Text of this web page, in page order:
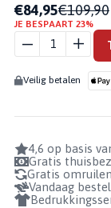
€84,95€109,90
JE BESPAART 23%
BODYSHIELD
&
PROTECTION
SHORT 3 MM
DUO-PACK
Veilig betalen
4,6 op basis
Gratis
Gratis omruilen
Vandaag